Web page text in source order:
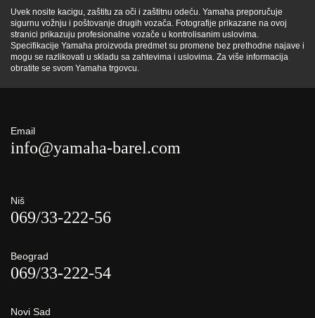
Uvek nosite kacigu, zaštitu za oči i zaštitnu odeću. Yamaha preporučuje
sigurnu vožnju i poštovanje drugih vozača. Fotografije prikazane na ovoj
stranici prikazuju profesionalne vozače u kontrolisanim uslovima.
Specifikacije Yamaha proizvoda predmet su promene bez prethodne najave i
mogu se razlikovati u skladu sa zahtevima i uslovima. Za više informacija
obratite se svom Yamaha trgovcu.
Email
info@yamaha-barel.com
Niš
069/33-222-56
Beograd
069/33-222-54
Novi Sad